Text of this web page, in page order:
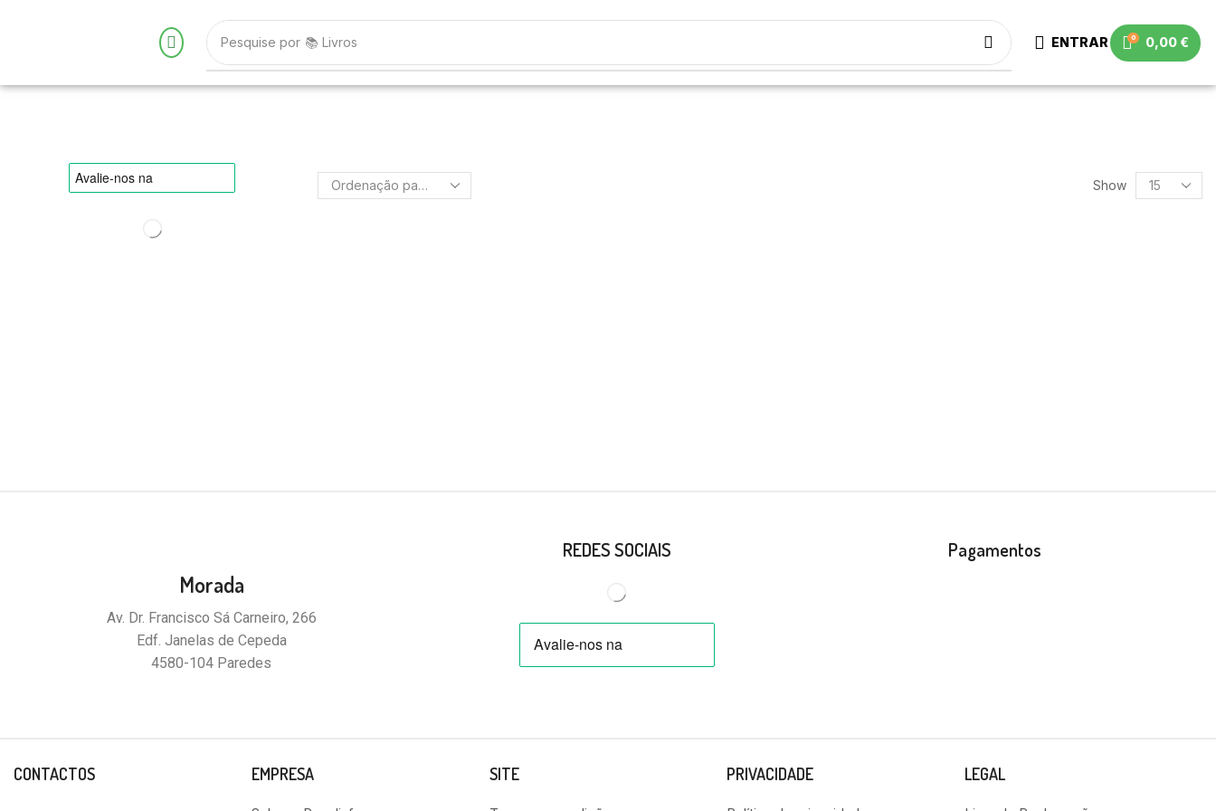
Pesquise por 📚 Livros ENTRAR 0 0,00 €
Show
Morada
Av. Dr. Francisco Sá Carneiro, 266
Edf. Janelas de Cepeda
4580-104 Paredes
REDES SOCIAIS Pagamentos
CONTACTOS EMPRESA SITE PRIVACIDADE LEGAL